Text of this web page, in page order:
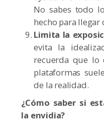
No sabes todo
hecho para llegar
Limita la
evita la
recuerda que lo
plataformas
de la realidad.
¿Cómo saber si
la envidia?